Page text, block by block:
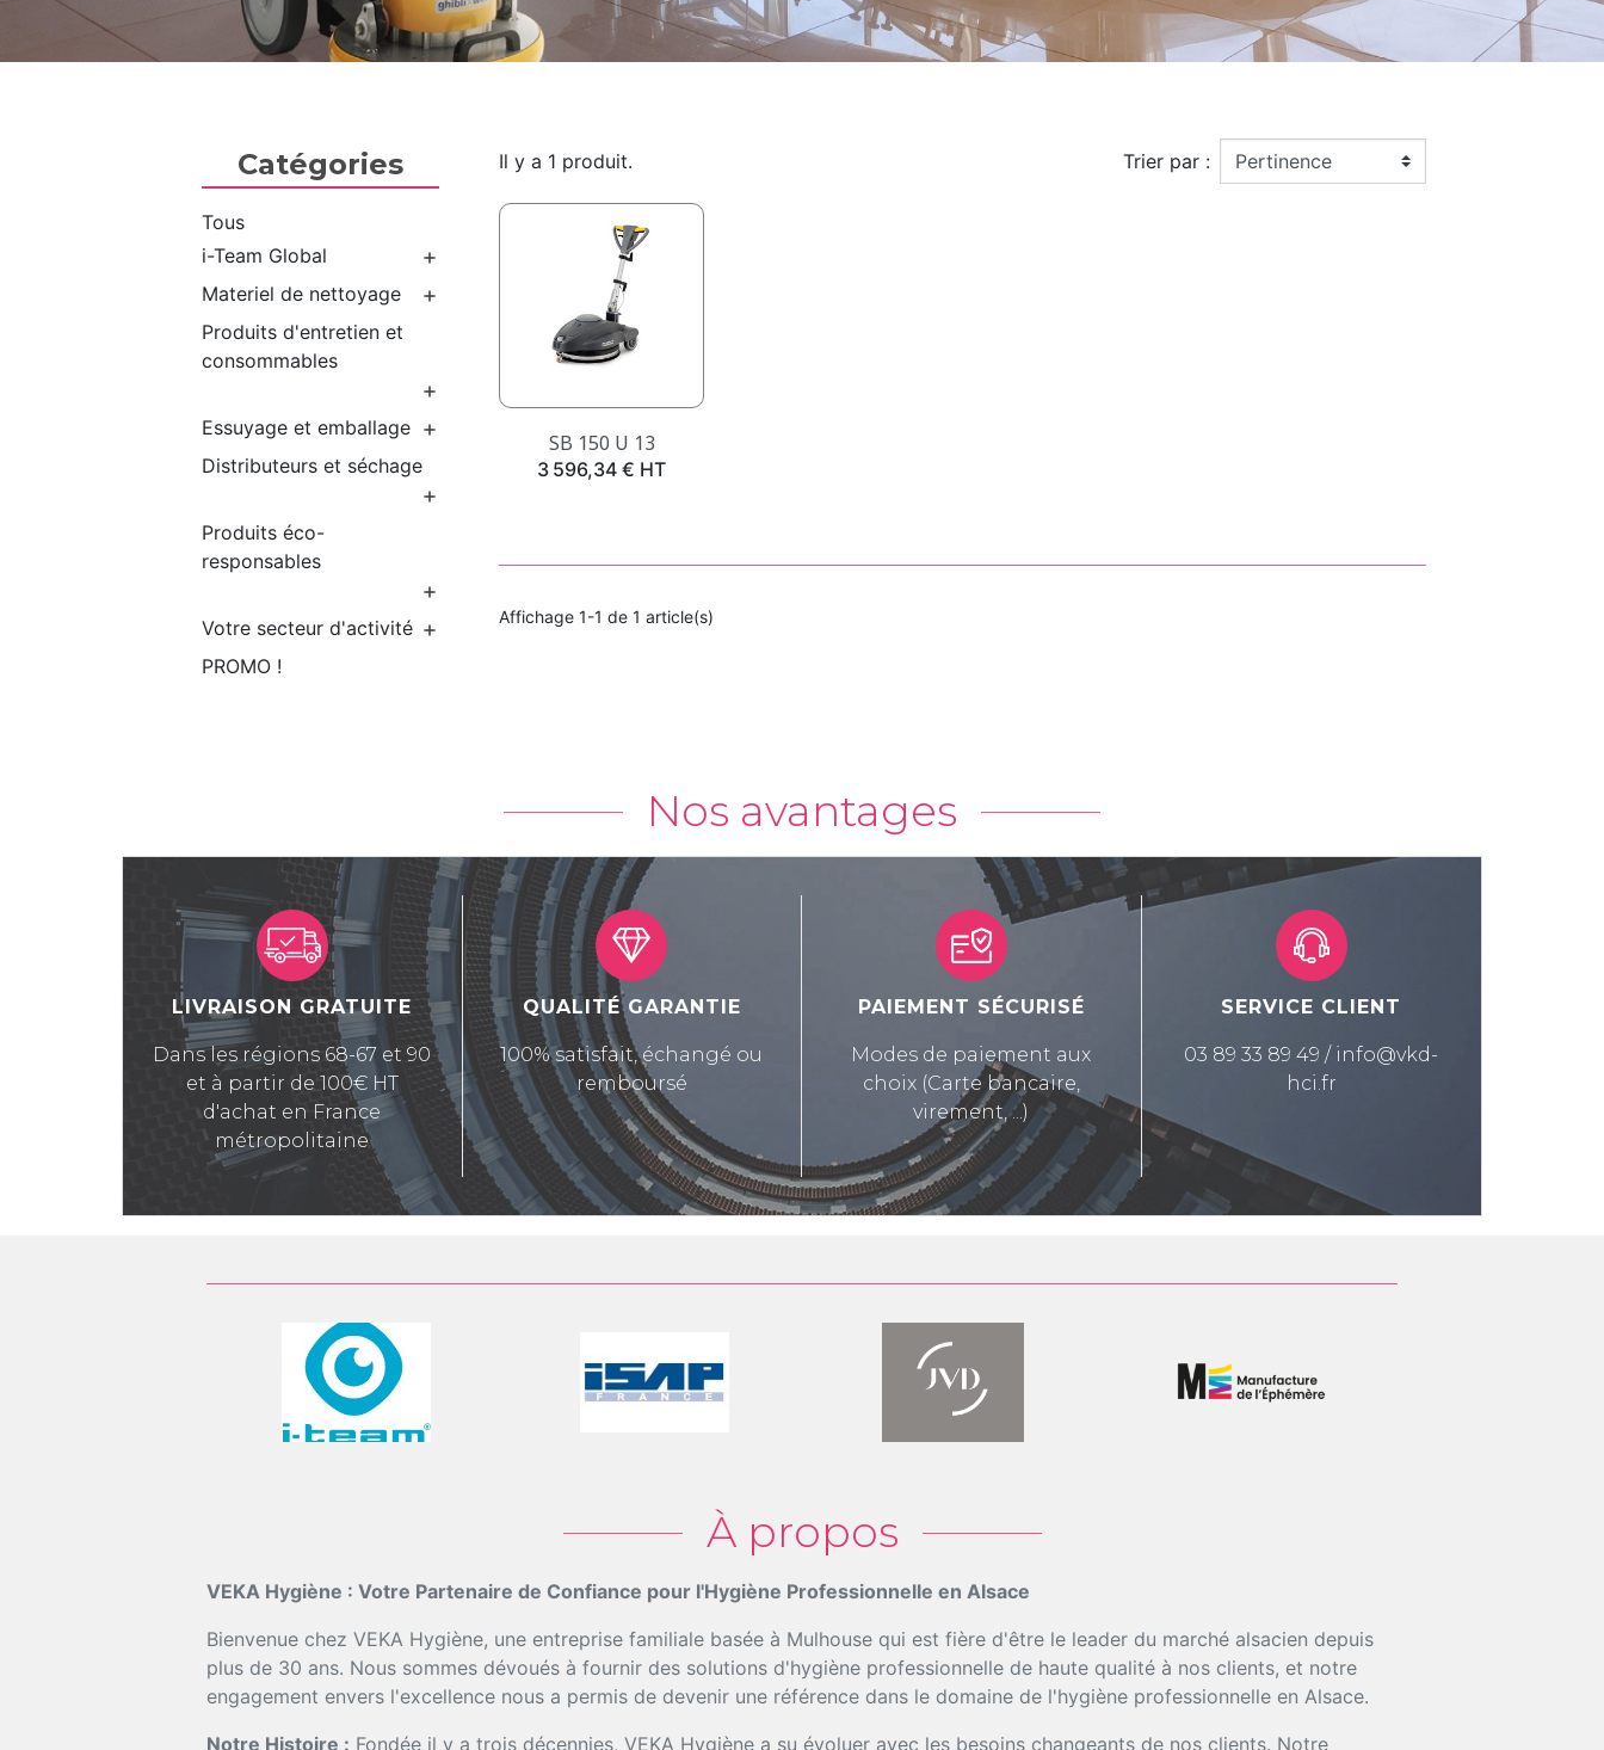
Catégories
Tous
i-Team Global

Materiel de nettoyage 
Produits d'entretien et
consommables

Essuyage et emballage 
Distributeurs et séchage

Produits éco-
responsables

Votre secteur d'activité 
PROMO !
Il y a 1 produit. Trier par :
Aperçu rapide
SB 150 U 13
Prix
3 596,34 € HT
Affichage 1-1 de 1 article(s)
Nos avantages
LIVRAISON GRATUITE
Dans les régions 68-67 et 90
et à partir de 100€ HT
d'achat en France
métropolitaine
QUALITÉ GARANTIE
100% satisfait, échangé ou
remboursé
PAIEMENT SÉCURISÉ
Modes de paiement aux
choix (Carte bancaire,
virement, ...)
SERVICE CLIENT
03 89 33 89 49 / info@vkd-
hci.fr
À propos
VEKA Hygiène : Votre Partenaire de Confiance pour l'Hygiène Professionnelle en Alsace
Bienvenue chez VEKA Hygiène, une entreprise familiale basée à Mulhouse qui est fière d'être le leader du marché alsacien depuis
plus de 30 ans. Nous sommes dévoués à fournir des solutions d'hygiène professionnelle de haute qualité à nos clients, et notre
engagement envers l'excellence nous a permis de devenir une référence dans le domaine de l'hygiène professionnelle en Alsace.
Notre Histoire : Fondée il y a trois décennies, VEKA Hygiène a su évoluer avec les besoins changeants de nos clients. Notre